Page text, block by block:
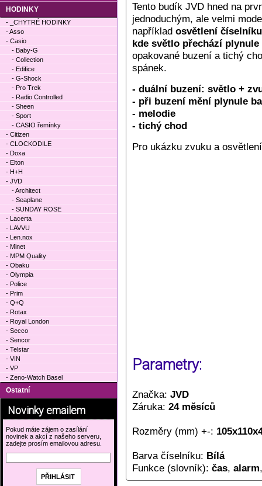
Tento budík JVD hned na
jednoduchým, ale velmi
například osvětlení číselníku
kde světlo přechází
opakované buzení a tichý
spánek.
- duální buzení: světlo +
- při buzení mění plynule
- melodie
- tichý chod
Pro ukázku zvuku a
Parametry:
Značka: JVD
Záruka: 24 měsíců
Rozměry (mm) +-:
Barva číselníku: Bílá
Funkce (slovník): čas, alarm
HODINKY
- _CHYTRÉ HODINKY
- Asso
- Casio
- Baby-G
- Collection
- Edifice
- G-Shock
- Pro Trek
- Radio Controlled
- Sheen
- Sport
- CASIO řemínky
- Citizen
- CLOCKODILE
- Doxa
- Elton
- H+H
- JVD
- Architect
- Seaplane
- SUNDAY ROSE
- Lacerta
- LAVVU
- Len.nox
- Minet
- MPM Quality
- Obaku
- Olympia
- Police
- Prim
- Q+Q
- Rotax
- Royal London
- Secco
- Sencor
- Telstar
- VIN
- VP
- Zeno-Watch Basel
Ostatní
Novinky emailem
Pokud máte zájem o zasílání
novinek a akcí z našeho serveru,
zadejte prosím emailovou adresu.